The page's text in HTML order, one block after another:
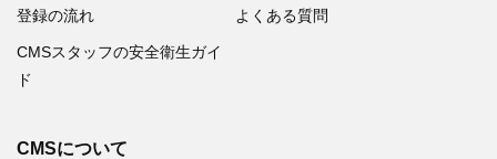
登録の流れ よくある質問
CMSスタッフの安全衛生ガイ
ド
CMSについて